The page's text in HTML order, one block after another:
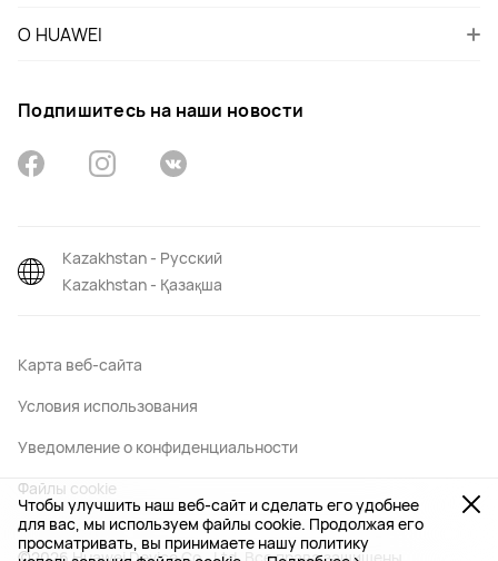
Чтобы улучшить наш веб-сайт и сделать его удобнее
для вас, мы используем файлы cookie. Продолжая его
просматривать, вы принимаете нашу политику
О HUAWEI
Подпишитесь на наши новости
Карта веб-сайта
Условия использования
Уведомление о конфиденциальности
Файлы сookie
Kazakhstan - Русский
Kazakhstan - Қазақша